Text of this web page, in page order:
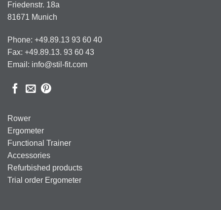
Friedenstr. 18a
81671 Munich
Phone: +49.89.13 93 60 40
Fax: +49.89.13. 93 60 43
Email: info@stil-fit.com
Rower
Ergometer
Functional Trainer
Accessories
Refurbished products
Trial order Ergometer